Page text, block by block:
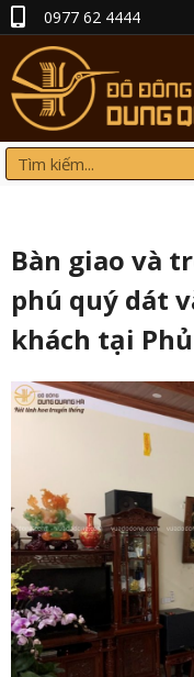
0977 62 4444
Bàn giao và
phú quý dát
khách tại